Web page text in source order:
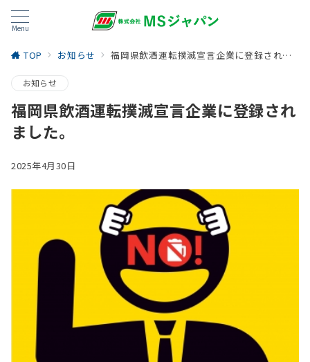
Menu
TOP お知らせ 福岡県飲酒運転撲滅宣言企業に登録されました。
お知らせ
福岡県飲酒運転撲滅宣言企業に登録され
ました。
2025年4月30日